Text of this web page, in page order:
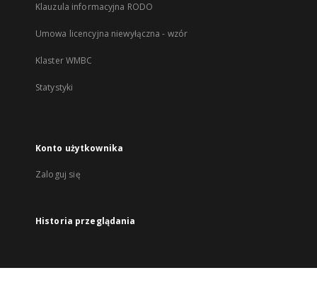
Klauzula informacyjna RODO
Umowa licencyjna niewyłączna - wzór
Klaster WMBC
Statystyki
Konto użytkownika
Zaloguj się
Historia przeglądania